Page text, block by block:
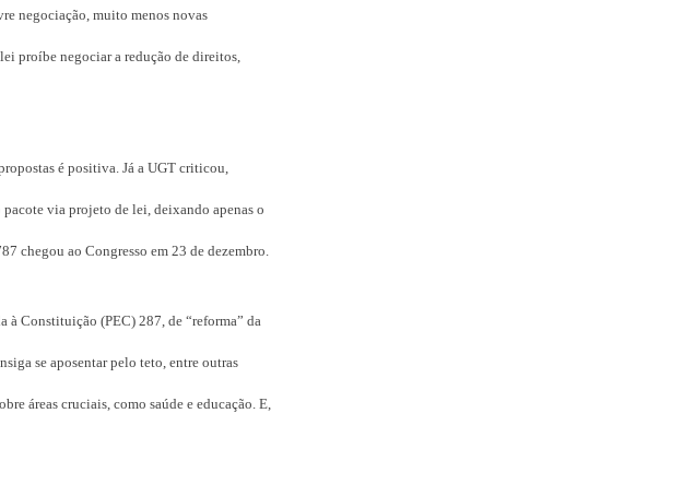
negociação, muito menos novas
proíbe negociar a redução de direitos,
é positiva. Já a UGT criticou,
via projeto de lei, deixando apenas o
chegou ao Congresso em 23 de dezembro.
à Constituição (PEC) 287, de “reforma” da
se aposentar pelo teto, entre outras
áreas cruciais, como saúde e educação. E,